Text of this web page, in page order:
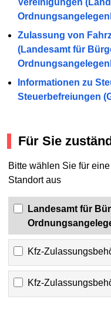
Vereinigungen
Zulassung von
(Landesamt für
Informationen zu
Steuerbefreiungen
Für Sie
Bitte wählen Sie für
Standort aus
Landesamt für
Kfz-
Kfz-